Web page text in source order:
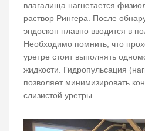
влагалища нагнетается
раствор Рингера. После
эндоскоп плавно вводится в
Необходимо помнить, что
уретре стоит выполнять
жидкости. Гидропульсация
позволяет минимизировать
слизистой уретры.